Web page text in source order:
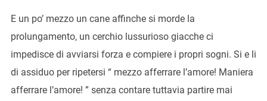
E un po’ mezzo un cane affinche si morde la
prolungamento, un cerchio lussurioso giacche ci
impedisce di avviarsi forza e compiere i propri sogni. Si e li
di assiduo per ripetersi “ mezzo afferrare l’amore! Maniera
afferrare l’amore! ” senza contare tuttavia partire mai